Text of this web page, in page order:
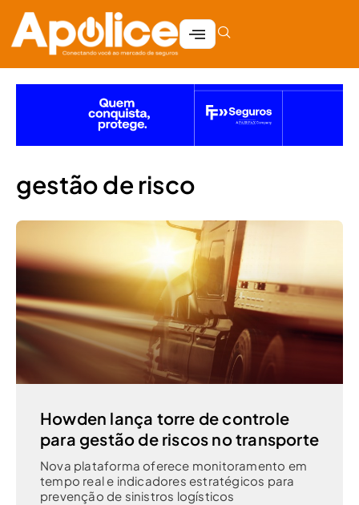
gestão de risco
Howden lança torre de controle
para gestão de riscos no transporte
Nova plataforma oferece monitoramento em
tempo real e indicadores estratégicos para
prevenção de sinistros logísticos